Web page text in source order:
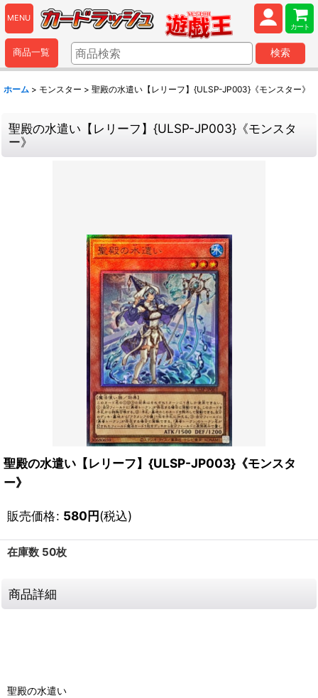
MENU
カート
商品一覧 検索
ホーム > モンスター > 聖殿の水遣い【レリーフ】{ULSP-JP003}《モンスター》
聖殿の水遣い【レリーフ】{ULSP-JP003}《モンスタ
ー》
聖殿の水遣い【レリーフ】{ULSP-JP003}《モンスタ
ー》
販売価格: 580円(税込)
在庫数 50枚
商品詳細
聖殿の水遣い